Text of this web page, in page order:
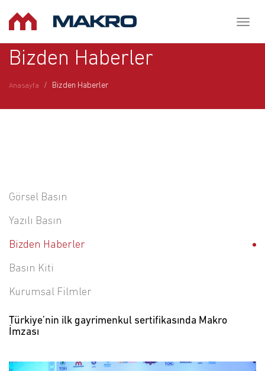
Bizden Haberler
Anasayfa Bizden Haberler
Görsel Basın
Yazılı Basın
Bizden Haberler
Basın Kiti
Kurumsal Filmler
Türkiye’nin ilk gayrimenkul sertifikasında Makro
İmzası